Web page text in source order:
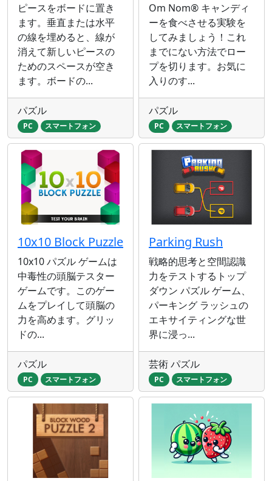
ピースをボードに置き
ます。垂直または水平
の線を埋めると、線が
消えて新しいピースの
ためのスペースが空き
ます。ボードの...
パズル
PC スマートフォン
Om Nom® キャンディ
ーを食べさせる実験を
してみましょう！これ
までにない方法でロー
プを切ります。お気に
入りのす...
パズル
PC スマートフォン
10x10 Block Puzzle
10x10 パズル ゲームは
中毒性の頭脳テスター
ゲームです。このゲー
ムをプレイして頭脳の
力を高めます。グリッ
ドの...
パズル
PC スマートフォン
Parking Rush
戦略的思考と空間認識
力をテストするトップ
ダウン パズル ゲーム、
パーキング ラッシュの
エキサイティングな世
界に浸っ...
芸術 パズル
PC スマートフォン